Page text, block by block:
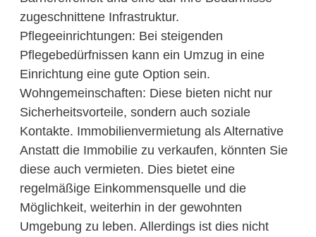
zugeschnittene Infrastruktur.
Pflegeeinrichtungen: Bei steigenden
Pflegebedürfnissen kann ein Umzug in eine
Einrichtung eine gute Option sein.
Wohngemeinschaften: Diese bieten nicht nur
Sicherheitsvorteile, sondern auch soziale
Kontakte. Immobilienvermietung als Alternative
Anstatt die Immobilie zu verkaufen, könnten Sie
diese auch vermieten. Dies bietet eine
regelmäßige Einkommensquelle und die
Möglichkeit, weiterhin in der gewohnten
Umgebung zu leben. Allerdings ist dies nicht